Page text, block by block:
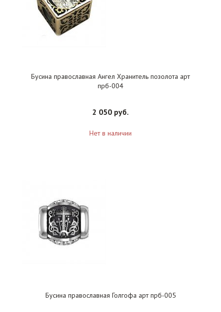
Бусина православная Ангел Хранитель позолота арт
прб-004
2 050 руб.
Нет в наличии
Бусина православная Голгофа арт прб-005